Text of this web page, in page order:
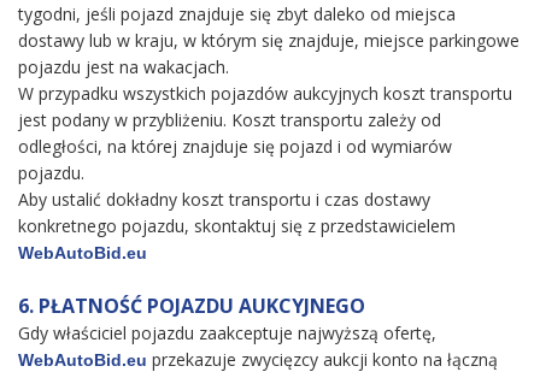
tygodni, jeśli pojazd znajduje się zbyt daleko od miejsca
dostawy lub w kraju, w którym się znajduje, miejsce parkingowe
pojazdu jest na wakacjach.
W przypadku wszystkich pojazdów aukcyjnych koszt transportu
jest podany w przybliżeniu. Koszt transportu zależy od
odległości, na której znajduje się pojazd i od wymiarów
pojazdu.
Aby ustalić dokładny koszt transportu i czas dostawy
konkretnego pojazdu, skontaktuj się z przedstawicielem
WebAutoBid.eu
6. PŁATNOŚĆ POJAZDU AUKCYJNEGO
Gdy właściciel pojazdu zaakceptuje najwyższą ofertę,
WebAutoBid.eu przekazuje zwycięzcy aukcji konto na łączną